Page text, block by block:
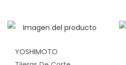
YOSHIMOTO